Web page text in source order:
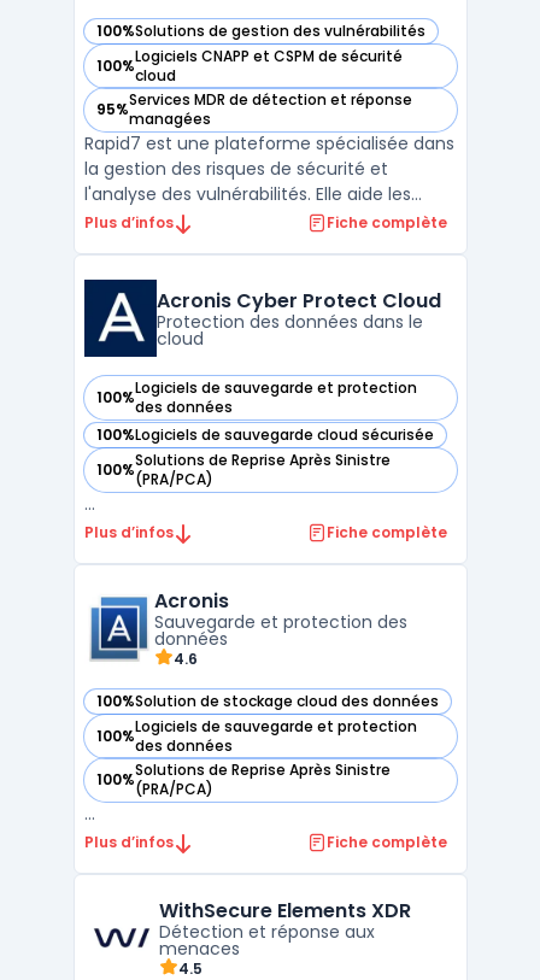
100%Solutions de gestion des vulnérabilités
— voir Rapid7 dans cette catégorie
100%Logiciels CNAPP et CSPM de sécurité
cloud
— voir Rapid7 dans cette catégorie
95%Services MDR de détection et réponse
managées
— voir Rapid7 dans cette catégorie
Rapid7 est une plateforme spécialisée dans
la gestion des risques de sécurité et
l'analyse des vulnérabilités. Elle aide les
entreprises à identifier, évaluer et corriger
d'analyse des failles de sécurité et de d ...
Plus d’infos Fiche complète
Acronis Cyber Protect Cloud
Protection des données dans le
cloud
100%Logiciels de sauvegarde et protection
des données
— voir Acronis Cyber Protect Cloud dans cette catégorie
100%Logiciels de sauvegarde cloud sécurisée
— voir Acronis Cyber Protect Cloud dans cette catégorie
100%Solutions de Reprise Après Sinistre
(PRA/PCA)
— voir Acronis Cyber Protect Cloud dans cette catégorie
...
Plus d’infos Fiche complète
Acronis
Sauvegarde et protection des
données
4.6
100%Solution de stockage cloud des données
— voir Acronis dans cette catégorie
100%Logiciels de sauvegarde et protection
des données
— voir Acronis dans cette catégorie
100%Solutions de Reprise Après Sinistre
(PRA/PCA)
— voir Acronis dans cette catégorie
...
Plus d’infos Fiche complète
WithSecure Elements XDR
Détection et réponse aux
menaces
4.5